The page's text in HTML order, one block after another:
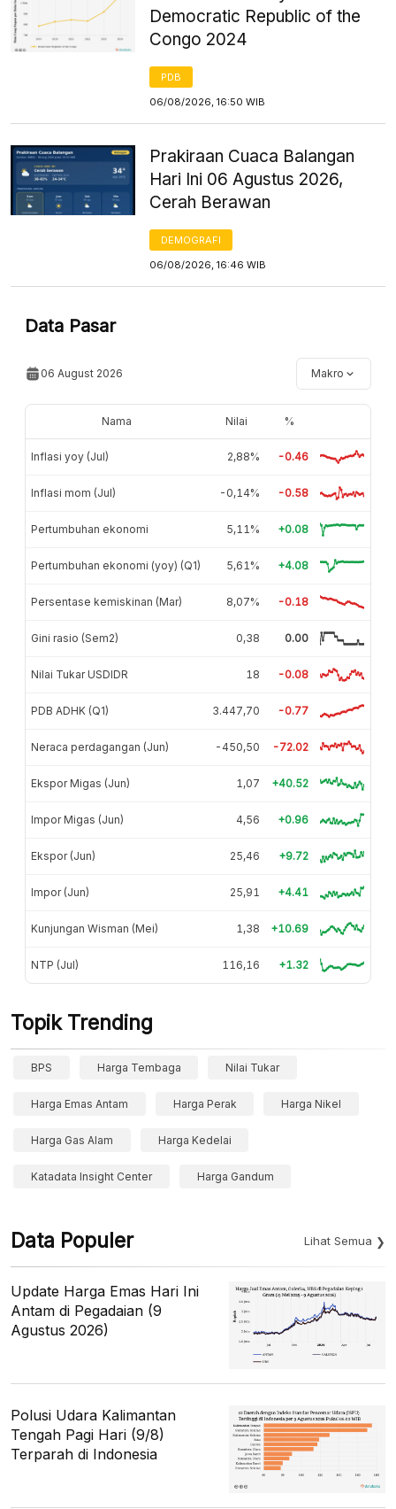
Democratic Republic of the
Congo 2024
PDB
06/08/2026, 16:50 WIB
Prakiraan Cuaca Balangan
Hari Ini 06 Agustus 2026,
Cerah Berawan
DEMOGRAFI
06/08/2026, 16:46 WIB
Data Pasar
06 August 2026 Makro
Nama Nilai %
Inflasi yoy (Jul) 2,88% -0.46
Inflasi mom (Jul) -0,14% -0.58
Pertumbuhan ekonomi 5,11% +0.08
Pertumbuhan ekonomi (yoy) (Q1) 5,61% +4.08
Persentase kemiskinan (Mar) 8,07% -0.18
Gini rasio (Sem2) 0,38 0.00
Nilai Tukar USDIDR 18 -0.08
PDB ADHK (Q1) 3.447,70 -0.77
Neraca perdagangan (Jun) -450,50 -72.02
Ekspor Migas (Jun) 1,07 +40.52
Impor Migas (Jun) 4,56 +0.96
Ekspor (Jun) 25,46 +9.72
Impor (Jun) 25,91 +4.41
Kunjungan Wisman (Mei) 1,38 +10.69
NTP (Jul) 116,16 +1.32
Topik Trending
BPS Harga Tembaga Nilai Tukar
Harga Emas Antam Harga Perak Harga Nikel
Harga Gas Alam Harga Kedelai
Katadata Insight Center Harga Gandum
Data Populer Lihat Semua
Update Harga Emas Hari Ini
Antam di Pegadaian (9
Agustus 2026)
Polusi Udara Kalimantan
Tengah Pagi Hari (9/8)
Terparah di Indonesia